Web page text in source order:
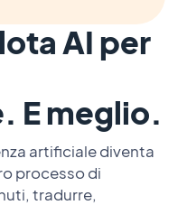
AI per
E meglio.
artificiale diventa
processo di
tradurre,